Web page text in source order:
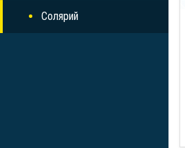
Солярий